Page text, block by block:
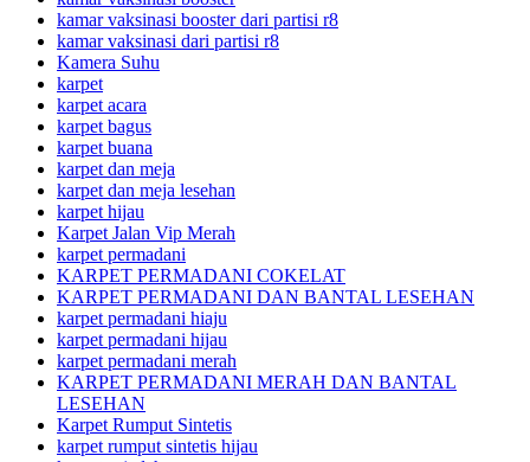
kamar vaksinasi booster dari partisi r8
kamar vaksinasi dari partisi r8
Kamera Suhu
karpet
karpet acara
karpet bagus
karpet buana
karpet dan meja
karpet dan meja lesehan
karpet hijau
Karpet Jalan Vip Merah
karpet permadani
KARPET PERMADANI COKELAT
KARPET PERMADANI DAN BANTAL LESEHAN
karpet permadani hiaju
karpet permadani hijau
karpet permadani merah
KARPET PERMADANI MERAH DAN BANTAL
LESEHAN
Karpet Rumput Sintetis
karpet rumput sintetis hijau